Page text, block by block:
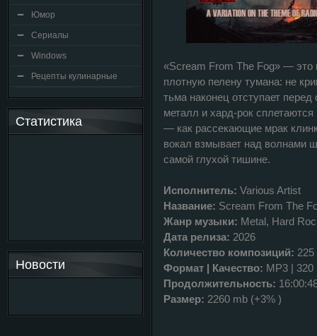
Юмор
Сериалы
Windows
Рецепты кулинарные
Статистика
Новости
«Scream From The Fog» — это
плотную пелену тумана: не
тьма наконец отступает
металл и хард‑рок
— как рассекающие мрак
вокал взмывает над
самой глухой тишине.
Исполнитель: Various Artist
Название: Scream From The
Жанр музыки: Metal, Hard
Дата релиза: 2026
Количество композиций: 225
Формат | Качество: MP3 | 320
Продолжительность:
Размер: 2260 mb (+3% )